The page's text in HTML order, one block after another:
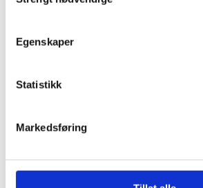
Egenskaper
Statistikk
Markedsføring